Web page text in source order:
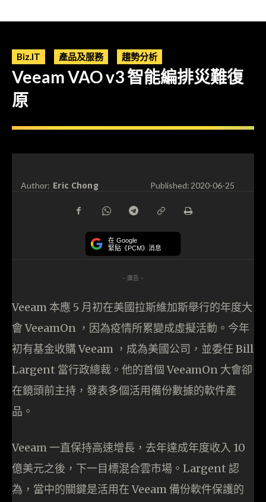
Biz.IT 產品及服務 趨勢分析
Veeam VAO v3 智能編排災難復
原
Author: Eric Chong Published:2020-06-25
在 Google
緊貼《PCM》消息
- 廣告 -
Veeam 本應 5 月初在美國拉斯維加斯舉行的年度大
會 VeeamOn ，因為疫情所累變成虛擬活動。今年
初有基金收購 Veeam ，成為美國公司，並委任 Bill
Largent 當行政總裁。他的首個 VeeamOn 大會卻
在鏡頭前主持，發表多個活用備份數據的軟件產
品。
Veeam 一直保持高速增長，去年達成年度收入 10
億美元之後，下一目標混合雲市場。Largent 認
為，當中的關鍵是活用在 Veeam 備份軟件保護的